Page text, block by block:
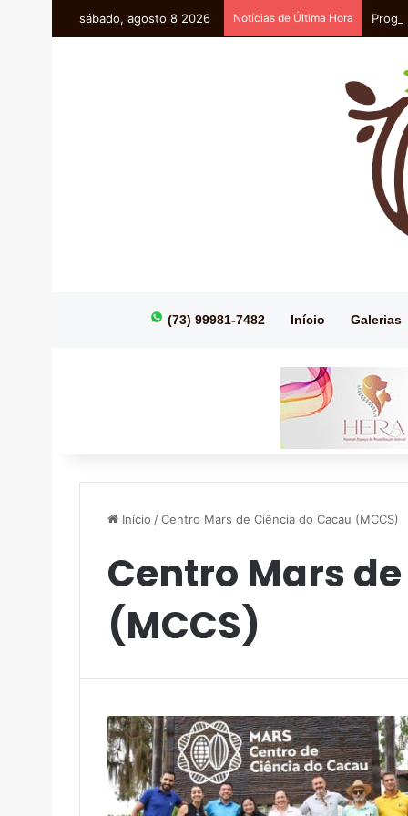
sábado, agosto 8 2026 Notícias de Última Hora
(73) 99981-7482 Início Galerias
Início /Centro Mars de Ciência do Cacau (MCCS)
Centro Mars
(MCCS)